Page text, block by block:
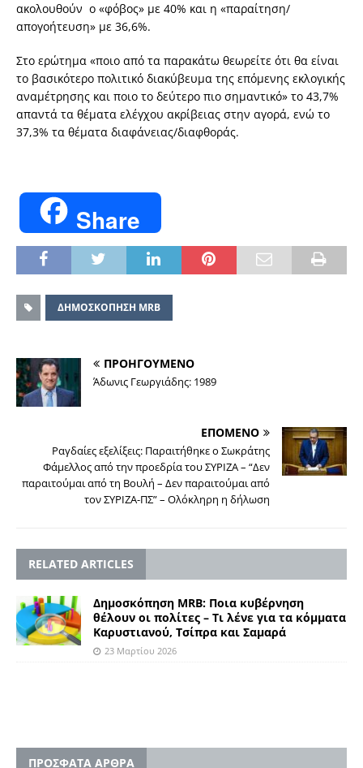
ακολουθούν ο «φόβος» με 40% και η «παραίτηση/
απογοήτευση» με 36,6%.
Στο ερώτημα «ποιο από τα παρακάτω θεωρείτε ότι θα είναι
το βασικότερο πολιτικό διακύβευμα της επόμενης εκλογικής
αναμέτρησης και ποιο το δεύτερο πιο σημαντικό» το 43,7%
απαντά τα θέματα ελέγχου ακρίβειας στην αγορά, ενώ το
37,3% τα θέματα διαφάνειας/διαφθοράς.
Share
ΔΗΜΟΣΚΟΠΗΣΗ MRB
ΠΡΟΗΓΟΥΜΕΝΟ
Άδωνις Γεωργιάδης: 1989
ΕΠΟΜΕΝΟ
Ραγδαίες εξελίξεις: Παραιτήθηκε ο Σωκράτης
Φάμελλος από την προεδρία του ΣΥΡΙΖΑ – “Δεν
παραιτούμαι από τη Βουλή – Δεν παραιτούμαι από
τον ΣΥΡΙΖΑ-ΠΣ” – Ολόκληρη η δήλωση
RELATED ARTICLES
Δημοσκόπηση MRB: Ποια κυβέρνηση
θέλουν οι πολίτες – Τι λένε για τα κόμματα
Καρυστιανού, Τσίπρα και Σαμαρά
23 Μαρτίου 2026
ΠΡΟΣΦΑΤΑ ΑΡΘΡΑ